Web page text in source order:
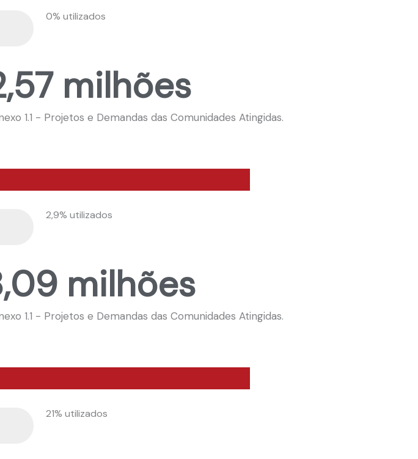
0% utilizados
milhões
1.1 - Projetos e Demandas das Comunidades Atingidas.
2,9% utilizados
milhões
1.1 - Projetos e Demandas das Comunidades Atingidas.
21% utilizados